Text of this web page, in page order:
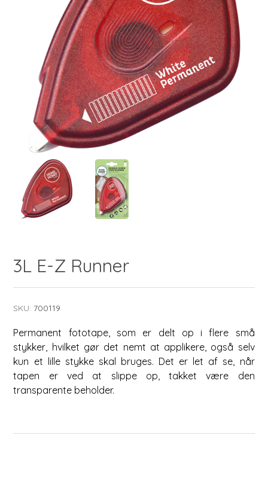
3L E-Z Runner
SKU: 700119
Permanent fototape, som er delt op i flere små
stykker, hvilket gør det nemt at applikere, også selv
kun et lille stykke skal bruges. Det er let af se, når
tapen er ved at slippe op, takket være den
transparente beholder.